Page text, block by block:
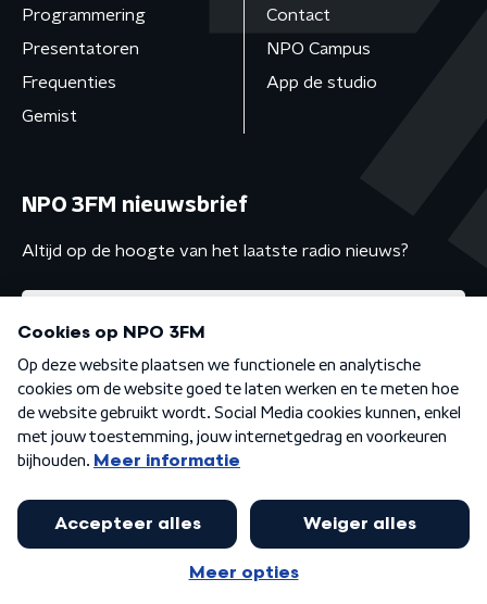
Programmering
Presentatoren
Frequenties
Gemist
Contact
NPO Campus
App de studio
NPO 3FM nieuwsbrief
Altijd op de hoogte van het laatste radio nieuws?
Algemene voorwaarden Privacybeleid